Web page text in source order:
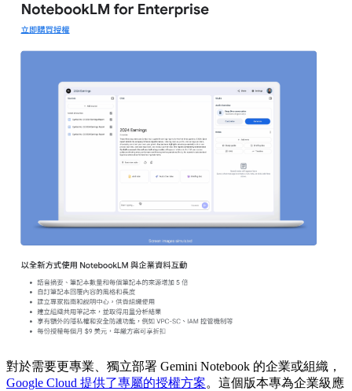
對於需要更專業、獨立部署 Gemini Notebook 的企業或組織，
Google Cloud 提供了專屬的授權方案。這個版本專為企業級應